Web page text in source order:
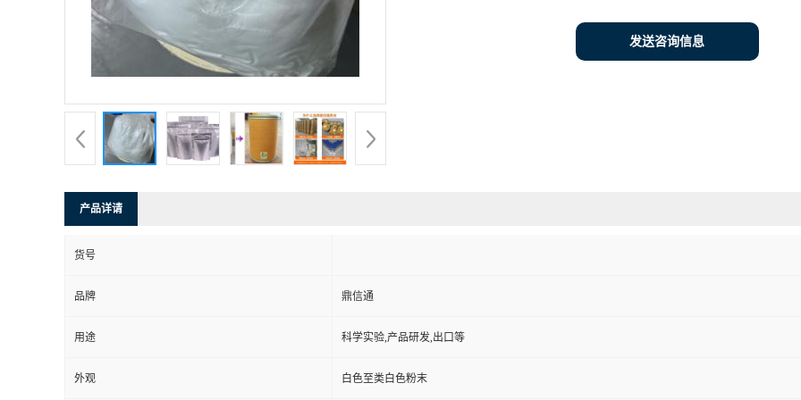
发送咨询信息
产品详请
货号
品牌 鼎信通
用途 科学实验,产品研发,出口等
外观 白色至类白色粉末